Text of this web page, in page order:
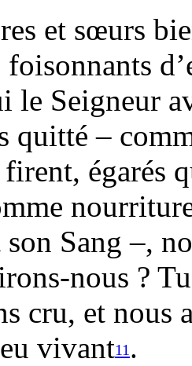
et sœurs
foisonnants
le Seigneur
quitté –
égarés
Sang –,
nous ?
cru, et nous
vivant11 .